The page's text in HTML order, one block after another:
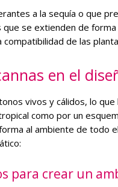
a la sequía o que
se extienden de
compatibilidad de las
en el
vivos y cálidos, lo
como por un
al ambiente de todo
para crear un